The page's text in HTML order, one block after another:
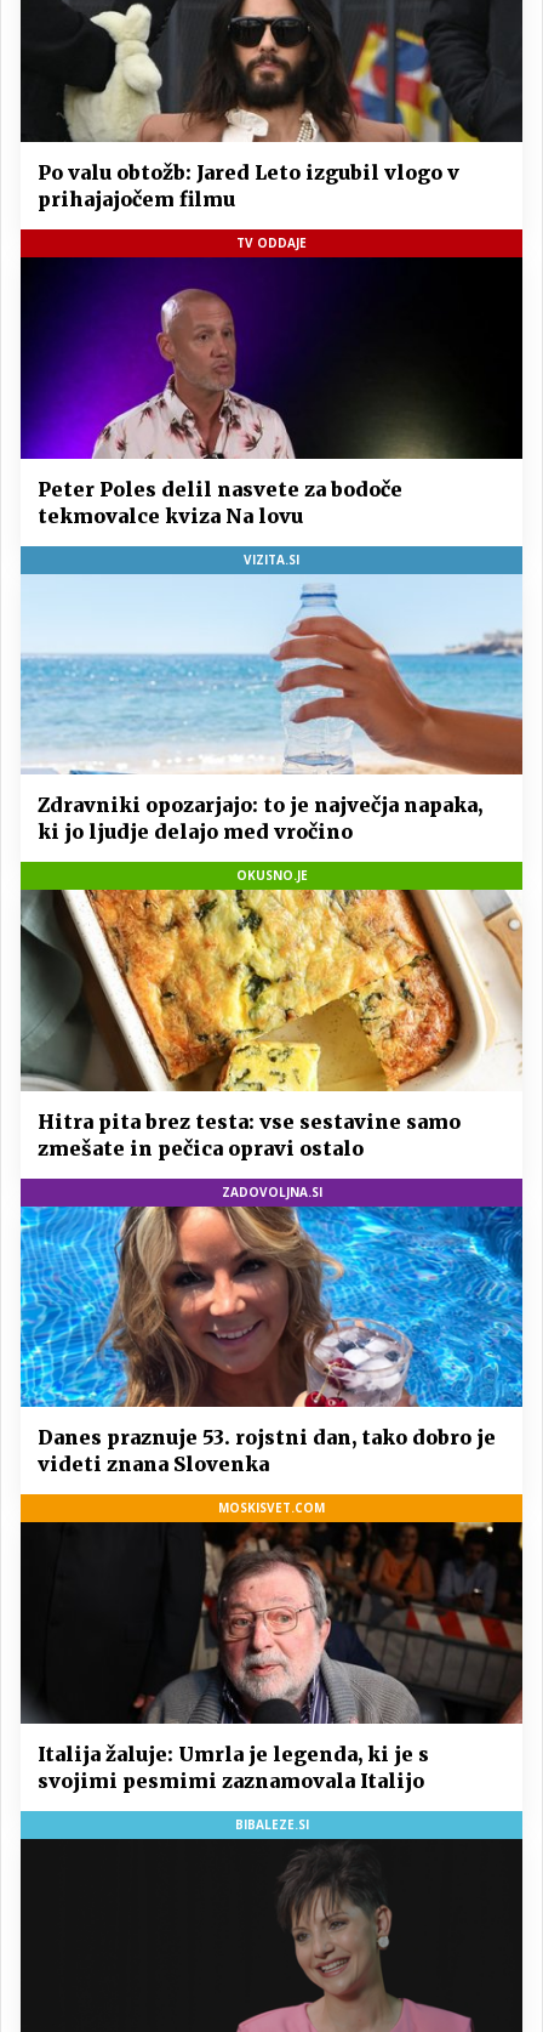
Po valu obtožb: Jared Leto izgubil vlogo v
prihajajočem filmu
TV ODDAJE
Peter Poles delil nasvete za bodoče
tekmovalce kviza Na lovu
VIZITA.SI
Zdravniki opozarjajo: to je največja napaka,
ki jo ljudje delajo med vročino
OKUSNO.JE
Hitra pita brez testa: vse sestavine samo
zmešate in pečica opravi ostalo
ZADOVOLJNA.SI
Danes praznuje 53. rojstni dan, tako dobro je
videti znana Slovenka
MOSKISVET.COM
Italija žaluje: Umrla je legenda, ki je s
svojimi pesmimi zaznamovala Italijo
BIBALEZE.SI